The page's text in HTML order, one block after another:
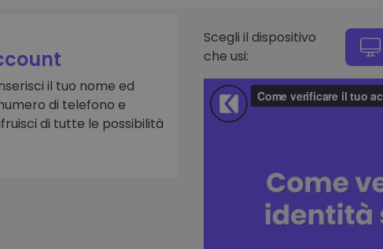
il tuo nome ed
di telefono e
di tutte le possibilità
Scegli il dispositivo
che usi: